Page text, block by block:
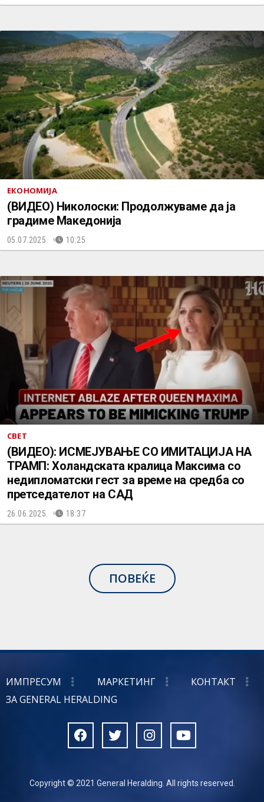
ЕКОНОМИЈА
(ВИДЕО) Николоски: Продолжуваме да ја
градиме Македонија
05.07.2025. 10:25
СВЕТ
(ВИДЕО): ИСМЕЈУВАЊЕ СО ИМИТАЦИЈА НА
ТРАМП: Холандската кралица Максима со
недипломатски гест за време на средба со
претседателот на САД
26.06.2025. 18:37
ПОВЕЌЕ
ИМПРЕСУМ МАРКЕТИНГ
КОНТАКТ
ЗА GENERAL HERALDING
Copyright © 2021 General Heralding. All rights reserved.